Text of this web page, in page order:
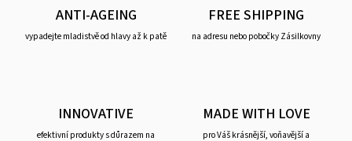
ANTI-AGEING
vypadejte mladistvě od hlavy až k patě
FREE SHIPPING
na adresu nebo pobočky Zásilkovny
INNOVATIVE
efektivní produkty s důrazem na
MADE WITH LOVE
pro Váš krásnější, voňavější a